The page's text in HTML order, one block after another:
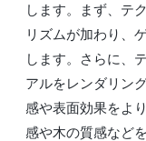
します。まず、テ
リズムが加わり、
します。さらに、
アルをレンダリン
感や表面効果をよ
感や木の質感など